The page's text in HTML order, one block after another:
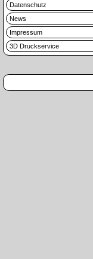
Datenschutz
News
Impressum
3D Druckservice